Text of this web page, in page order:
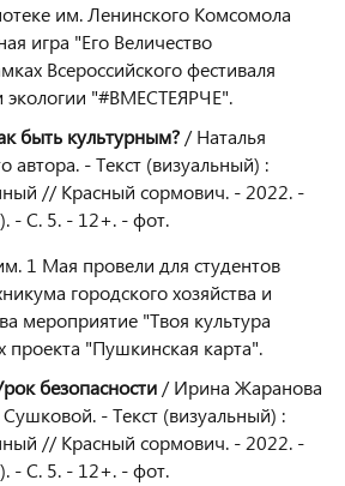
им. Ленинского Комсомола
игра "Его Величество
Всероссийского фестиваля
экологии "#ВМЕСТЕЯРЧЕ".
быть культурным? / Наталья
автора. - Текст (визуальный) :
// Красный сормович. - 2022. -
- С. 5. - 12+. - фот.
1 Мая провели для студентов
городского хозяйства и
мероприятие "Твоя культура
проекта "Пушкинская карта".
безопасности / Ирина Жаранова
- Текст (визуальный) :
// Красный сормович. - 2022. -
- С. 5. - 12+. - фот.